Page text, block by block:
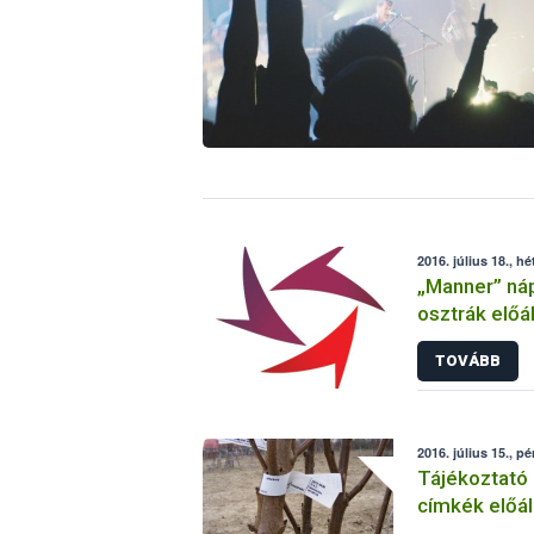
2016. július 18.,
„Manner”
osztrák
TOVÁBB
2016. július 15.,
Tájékoztató
címkék